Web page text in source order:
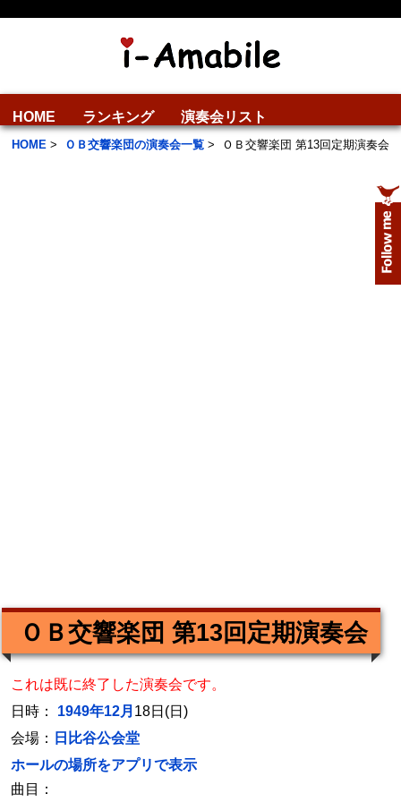
HOME ランキング 演奏会リスト
HOME > ＯＢ交響楽団の演奏会一覧 > ＯＢ交響楽団 第13回定期演奏会
ＯＢ交響楽団 第13回定期演奏会
これは既に終了した演奏会です。
日時： 1949年12月 18日(日)
会場：
日比谷公会堂
ホールの場所をアプリで表示
曲目：